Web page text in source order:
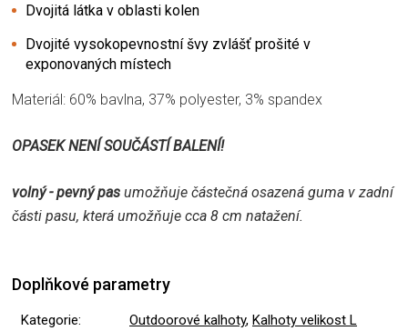
Dvojitá látka v oblasti kolen
Dvojité vysokopevnostní švy zvlášť prošité v
exponovaných místech
Materiál: 60% bavlna, 37% polyester, 3% spandex
OPASEK NENÍ SOUČÁSTÍ BALENÍ!
volný - pevný pas umožňuje částečná osazená guma v zadní
části pasu, která umožňuje cca 8 cm natažení.
Doplňkové parametry
Kategorie: Outdoorové kalhoty, Kalhoty velikost L